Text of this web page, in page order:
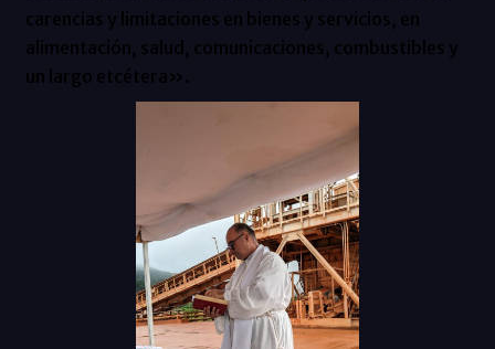
carencias y limitaciones en bienes y servicios, en
alimentación, salud, comunicaciones, combustibles y
un largo etcétera».